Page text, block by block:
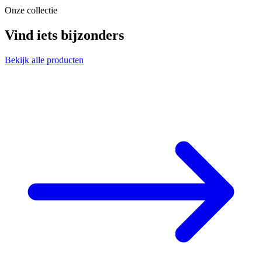
Onze collectie
Vind iets bijzonders
Bekijk alle producten